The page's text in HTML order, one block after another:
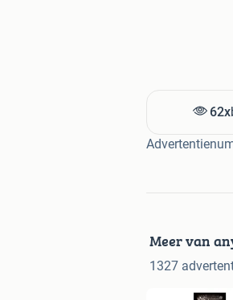
klik op ----------
62x
Meer van
1327